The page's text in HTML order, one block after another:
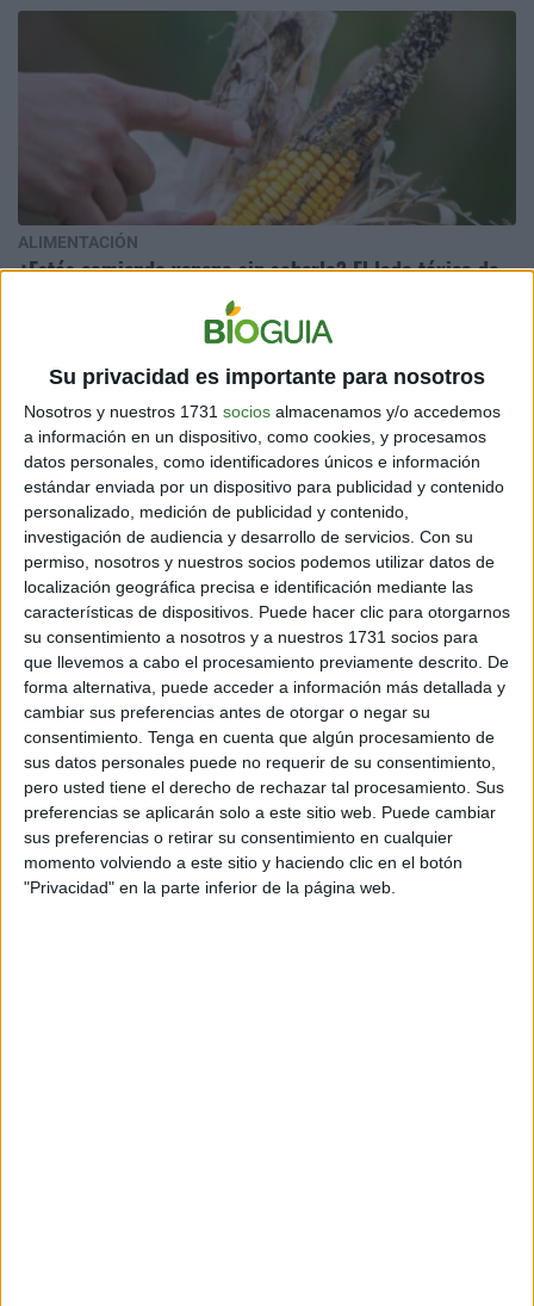
Su privacidad es importante para nosotros
Nosotros y nuestros 1731 socios almacenamos y/o accedemos
a información en un dispositivo, como cookies, y procesamos
datos personales, como identificadores únicos e información
estándar enviada por un dispositivo para publicidad y contenido
personalizado, medición de publicidad y contenido,
investigación de audiencia y desarrollo de servicios. Con su
permiso, nosotros y nuestros socios podemos utilizar datos de
localización geográfica precisa e identificación mediante las
características de dispositivos. Puede hacer clic para otorgarnos
su consentimiento a nosotros y a nuestros 1731 socios para
que llevemos a cabo el procesamiento previamente descrito. De
forma alternativa, puede acceder a información más detallada y
cambiar sus preferencias antes de otorgar o negar su
consentimiento. Tenga en cuenta que algún procesamiento de
sus datos personales puede no requerir de su consentimiento,
pero usted tiene el derecho de rechazar tal procesamiento. Sus
preferencias se aplicarán solo a este sitio web. Puede cambiar
sus preferencias o retirar su consentimiento en cualquier
momento volviendo a este sitio y haciendo clic en el botón
"Privacidad" en la parte inferior de la página web.
ALIMENTACIÓN
¿Estás comiendo veneno sin saberlo? El lado tóxico de
Aunque no los veas, pueden estar ahí. El moho y ciertas toxinas
producidas por hongos contaminan alimentos cotidianos. Te
contamos todo.
AMBIENTE
Peligro: la criatura colombiana más venenosa del
mundo
3 min | 23/05/2025
Su veneno es usado ancestralmente por comunidades indígenas,
pero hoy enfrenta la amenaza del tráfico ilegal y la deforestación.